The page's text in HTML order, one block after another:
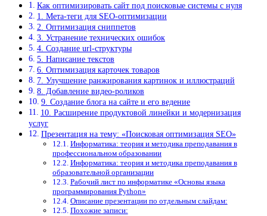
Как оптимизировать сайт под поисковые системы с нуля
1. Мета-теги для SEO-оптимизации
2. Оптимизация сниппетов
3. Устранение технических ошибок
4. Создание url-структуры
5. Написание текстов
6. Оптимизация карточек товаров
7. Улучшение ранжирования картинок и иллюстраций
8. Добавление видео-роликов
9. Создание блога на сайте и его ведение
10. Расширение продуктовой линейки и модернизация
услуг
Презентация на тему: «Поисковая оптимизация SEO»
Информатика: теория и методика преподавания в
профессиональном образовании
Информатика: теория и методика преподавания в
образовательной организации
Рабочий лист по информатике «Основы языка
программирования Python»
Описание презентации по отдельным слайдам:
Похожие записи: